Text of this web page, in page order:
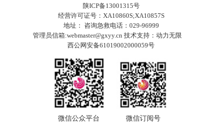
陕ICP备13001315号
经营许可证号：XA10860S;XA10857S
地址： 咨询急救电话：029-96999
管理员信箱:webmaster@gxyy.cn 技术支持： 动力无限
西公网安备61019002000059号
微信公众平台 微信订阅号